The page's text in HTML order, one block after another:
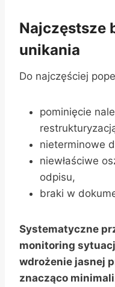
Najczęstsze
unikania
Do najczęściej
pominięcie
nieterminowe
niewłaściwe
odpisu,
braki w
Systematyczne
monitoring
wdrożenie jasnej
znacząco